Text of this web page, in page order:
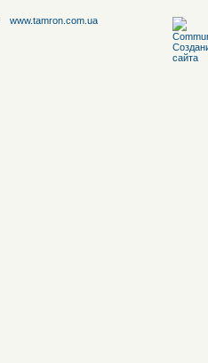
www.tamron.com.ua